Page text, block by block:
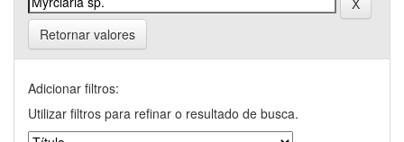
Retornar valores
Adicionar filtros:
Utilizar filtros para refinar o resultado de busca.